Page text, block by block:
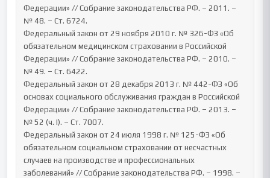
Федерации» // Собрание законодательства РФ. – 2011. –
№ 48. – Ст. 6724.
Федеральный закон от 29 ноября 2010 г. № 326-ФЗ «Об
обязательном медицинском страховании в Российской
Федерации» // Собрание законодательства РФ. – 2010. –
№ 49. – Ст. 6422.
Федеральный закон от 28 декабря 2013 г. № 442-ФЗ «Об
основах социального обслуживания граждан в Российской
Федерации» // Собрание законодательства РФ. – 2013. –
№ 52 (ч. I). – Ст. 7007.
Федеральный закон от 24 июля 1998 г. № 125-ФЗ «Об
обязательном социальном страховании от несчастных
случаев на производстве и профессиональных
заболеваний» // Собрание законодательства РФ. – 1998. –